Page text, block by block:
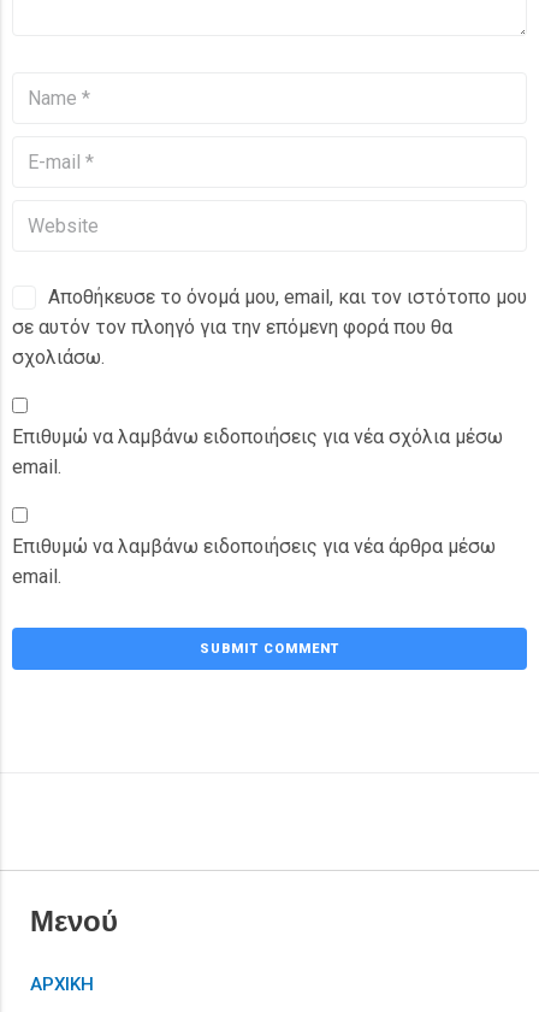
Αποθήκευσε το όνομά μου, email, και τον ιστότοπο μου
σε αυτόν τον πλοηγό για την επόμενη φορά που θα
σχολιάσω.
Επιθυμώ να λαμβάνω ειδοποιήσεις για νέα σχόλια μέσω
email.
Επιθυμώ να λαμβάνω ειδοποιήσεις για νέα άρθρα μέσω
email.
Μενού
ΑΡΧΙΚΗ